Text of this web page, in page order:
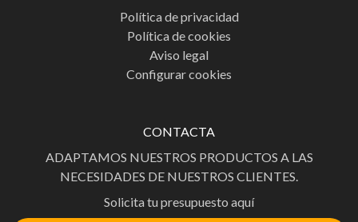
Política de privacidad
Política de cookies
Aviso legal
Configurar cookies
CONTACTA
ADAPTAMOS NUESTROS PRODUCTOS A LAS
NECESIDADES DE NUESTROS CLIENTES.
Solicita tu presupuesto aquí